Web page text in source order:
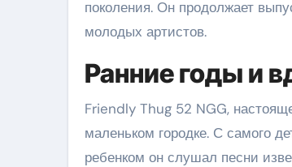
поколения. Он продолжает
молодых артистов.
Ранние годы и
Friendly Thug 52 NGG,
маленьком городке. С самого
ребенком он слушал песни